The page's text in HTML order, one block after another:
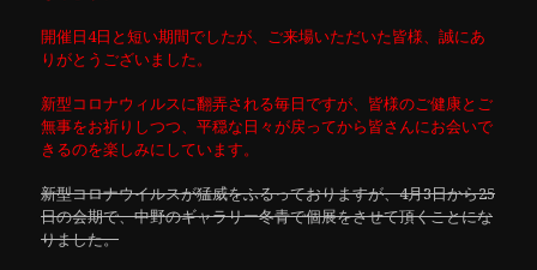
開催日4日と短い期間でしたが、ご来場いただいた皆様、誠にあ
りがとうございました。
新型コロナウィルスに翻弄される毎日ですが、皆様のご健康とご
無事をお祈りしつつ、平穏な日々が戻ってから皆さんにお会いで
きるのを楽しみにしています。
新型コロナウイルスが猛威をふるっておりますが、4月3日から25
日の会期で、中野のギャラリー冬青で個展をさせて頂くことにな
りました。